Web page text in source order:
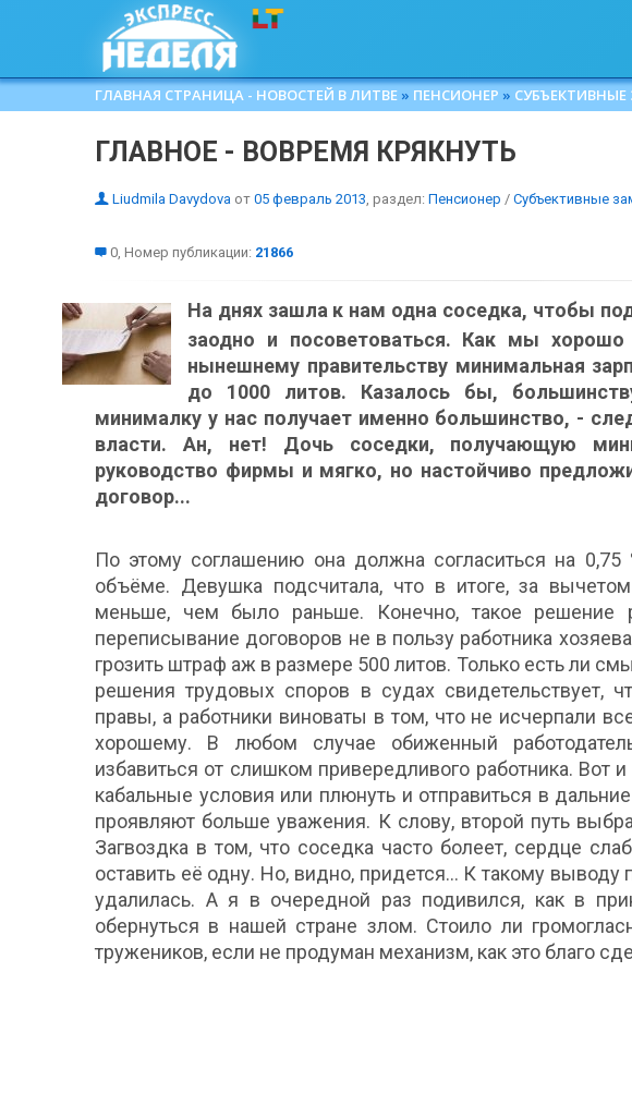
ГЛАВНАЯ СТРАНИЦА - НОВОСТЕЙ В ЛИТВЕ » ПЕНСИОНЕР » СУБЪЕКТИВНЫЕ
ГЛАВНОЕ - ВОВРЕМЯ КРЯКНУТЬ
Liudmila Davydova от 05 февраль 2013, раздел: Пенсионер / Субъективные
0, Номер публикации: 21866
На днях зашла к нам одна соседка, чтобы
заодно и посоветоваться. Как мы
нынешнему правительству минимальная
до 1000 литов. Казалось бы,
минималку у нас получает именно большинство, -
власти. Ан, нет! Дочь соседки, получающую
руководство фирмы и мягко, но настойчиво
договор...
По этому соглашению она должна согласиться на 0,75
объёме. Девушка подсчитала, что в итоге, за
меньше, чем было раньше. Конечно, такое решение
переписывание договоров не в пользу работника
грозить штраф аж в размере 500 литов. Только есть ли
решения трудовых споров в судах свидетельствует,
правы, а работники виноваты в том, что не исчерпали
хорошему. В любом случае обиженный
избавиться от слишком привередливого работника. Вот
кабальные условия или плюнуть и отправиться в
проявляют больше уважения. К слову, второй путь
Загвоздка в том, что соседка часто болеет, сердце
оставить её одну. Но, видно, придется… К такому выводу
удалилась. А я в очередной раз подивился, как в
обернуться в нашей стране злом. Стоило ли
тружеников, если не продуман механизм, как это благо